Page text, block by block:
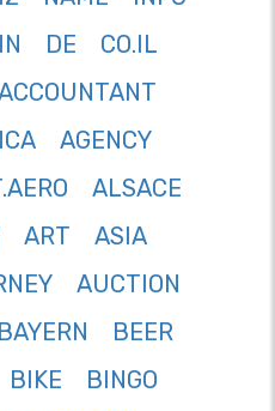
IN DE
CO.IL
AGENCY
ALSACE
ART
ASIA
AUCTION
BAYERN
BEER
BIKE
BINGO